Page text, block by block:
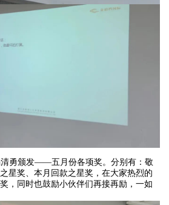
勇颁发——五月份各项奖。分别有：敬
星奖、本月回款之星奖，在大家热烈的
，同时也鼓励小伙伴们再接再励，一如